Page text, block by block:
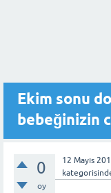
Ekim sonu
bebeğinizin
0
oy
12 Mayıs